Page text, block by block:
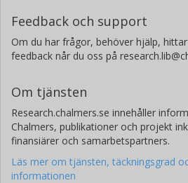
Feedback och support
Om du har frågor, behöver hjälp,
feedback når du oss på
Om tjänsten
Research.chalmers.se innehåller
Chalmers, publikationer och projekt
finansiärer och samarbetspartners.
Läs mer om tjänsten, täckningsgrad
informationen